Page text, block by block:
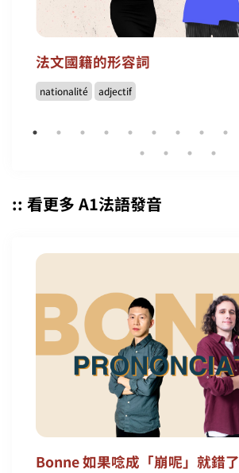
法文國籍的形容詞
nationalité adjectif
:: 看更多 A1法語發音
Bonne 如果唸成「崩呢」就錯了